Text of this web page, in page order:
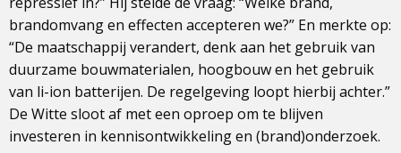
brandomvang en effecten accepteren we?” En merkte op:
“De maatschappij verandert, denk aan het gebruik van
duurzame bouwmaterialen, hoogbouw en het gebruik
van li-ion batterijen. De regelgeving loopt hierbij achter.”
De Witte sloot af met een oproep om te blijven
investeren in kennisontwikkeling en (brand)onderzoek.